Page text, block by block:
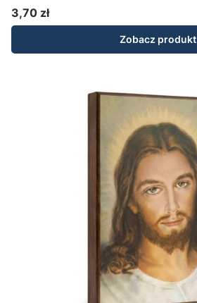
Cena
3,70 zł
Zobacz produkt